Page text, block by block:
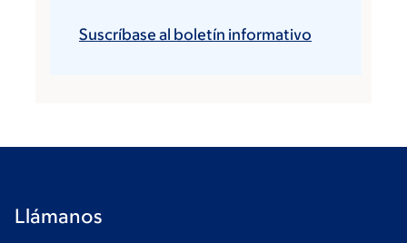
Suscríbase al boletín informativo
Llámanos